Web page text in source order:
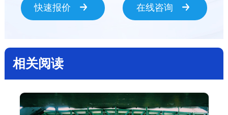
快速报价 在线咨询
相关阅读